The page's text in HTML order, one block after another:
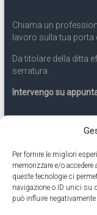
Per fornire le migliori
memorizzare e/o
queste tecnologie ci
navigazione o ID unici su
può influire
Chiama un
lavoro sulla tua porta
Da titolare della ditta
serratura .
Intervengo su
Servizio
Cell
Eseguiamo anche
ore